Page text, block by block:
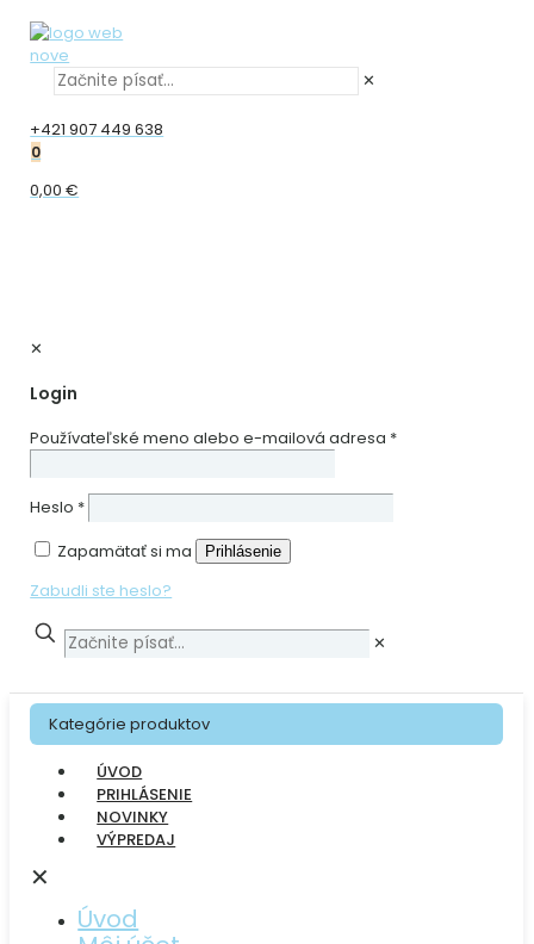
✕
+421 907 449 638
0
0,00 €
✕
Login
Používateľské meno alebo e-mailová adresa *
Heslo *
Zapamätať si ma
Prihlásenie
Zabudli ste heslo?
✕
Kategórie produktov
ÚVOD
PRIHLÁSENIE
NOVINKY
VÝPREDAJ
✕
Úvod